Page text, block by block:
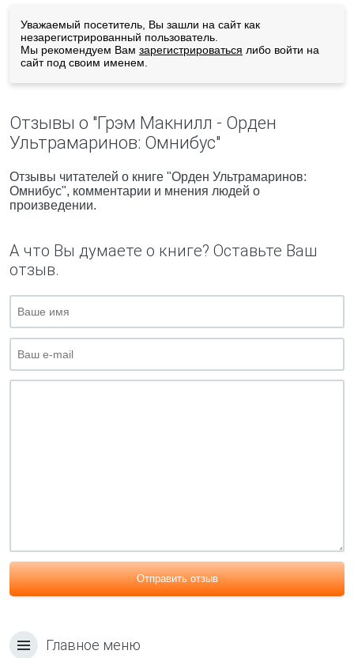
Уважаемый посетитель, Вы зашли на сайт как
незарегистрированный пользователь.
Мы рекомендуем Вам зарегистрироваться либо войти на
сайт под своим именем.
Отзывы о "Грэм Макнилл - Орден
Ультрамаринов: Омнибус"
Отзывы читателей о книге "Орден Ультрамаринов:
Омнибус", комментарии и мнения людей о
произведении.
А что Вы думаете о книге? Оставьте Ваш
отзыв.
Отправить отзыв
Главное меню